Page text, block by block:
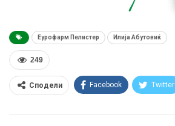
Еурофарм Пелистер Илија Абутовиќ
249
Сподели Facebook Twitter